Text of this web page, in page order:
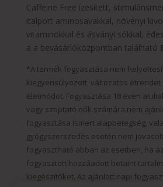
Caffeine Free ízesített,
italport aminosavakkal, növényi
vitaminokkal és ásványi sókkal,
a a bevásárlóközpontban található
*A termék fogyasztása nem
kiegyensúlyozott, változatos étrendet
életmódot. Fogyasztása 18 éven
vagy szoptató nők számára nem
fogyasztása ismert alapbetegség,
gyógyszerszedés esetén nem
fogyasztható abban az esetben, ha
fogyasztott hozzáadott betaint
kiegészítőket. Az ajánlott napi